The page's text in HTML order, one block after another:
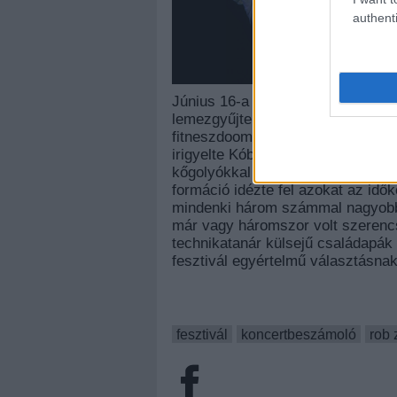
Június 16-a komoly dilemmát
lemezgyűjteményben megfér a
fitneszdoom, valamint a piros
irigyelte Kóbor János
kőgolyókkal az egybegyűlteket,
formáció idézte fel azokat az
mindenki három számmal
már vagy háromszor volt
technikatanár külsejű
fesztivál egyértelmű
fesztivál
koncertbeszámoló rob